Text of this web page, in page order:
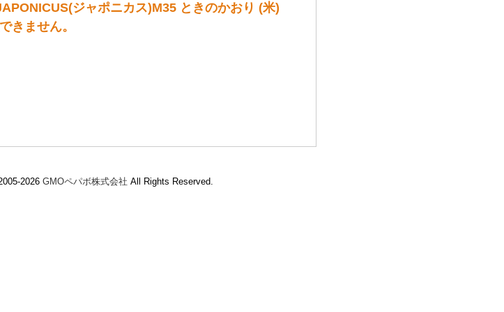
ジャポニカス)M35 ときのかおり (米)
きません。
2026 GMOペパボ株式会社 All Rights Reserved.